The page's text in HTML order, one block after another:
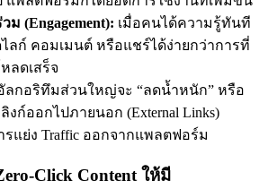
ม (Engagement): เมื่อคนได้ความรู้ทันที
ลก์ คอมเมนต์ หรือแชร์ได้ง่ายกว่าการที่
ลดเสร็จ
ลกอริทึมส่วนใหญ่จะ “ลดน้ำหนัก” หรือ
ก์ออกไปภายนอก (External Links)
รแย่ง Traffic ออกจากแพลตฟอร์ม
Click Content ให้มี